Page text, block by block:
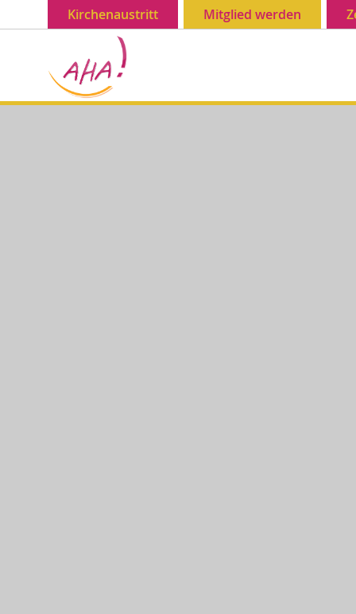
Kirchenaustritt Mitglied werden